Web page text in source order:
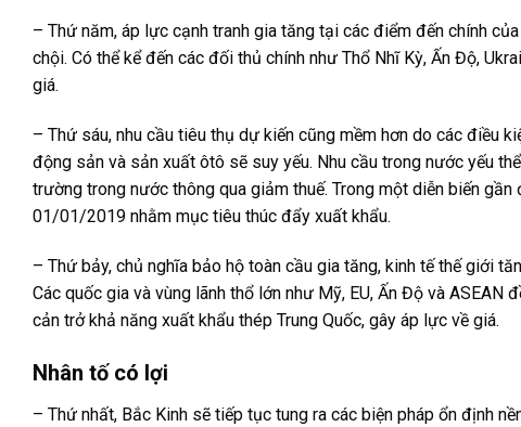
– Thứ năm, áp lực cạnh tranh gia tăng tại các điểm đến chính
chội. Có thể kể đến các đối thủ chính như Thổ Nhĩ Kỳ, Ấn Độ,
giá.
– Thứ sáu, nhu cầu tiêu thụ dự kiến cũng mềm hơn do các điều
động sản và sản xuất ôtô sẽ suy yếu. Nhu cầu trong nước yếu
trường trong nước thông qua giảm thuế. Trong một diễn biến
01/01/2019 nhằm mục tiêu thúc đẩy xuất khẩu.
– Thứ bảy, chủ nghĩa bảo hộ toàn cầu gia tăng, kinh tế thế giới
Các quốc gia và vùng lãnh thổ lớn như Mỹ, EU, Ấn Độ và
cản trở khả năng xuất khẩu thép Trung Quốc, gây áp lực về giá.
Nhân tố có lợi
– Thứ nhất, Bắc Kinh sẽ tiếp tục tung ra các biện pháp ổn định